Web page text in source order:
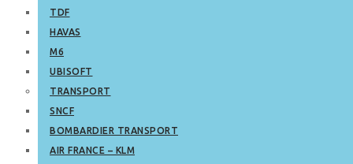
TDF
HAVAS
M6
UBISOFT
TRANSPORT
SNCF
BOMBARDIER TRANSPORT
AIR FRANCE – KLM